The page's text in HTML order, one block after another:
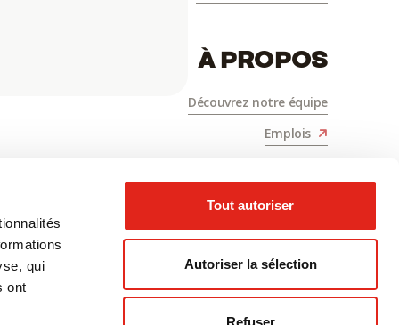
qui
ont
Tout autoriser
Autoriser la sélection
Refuser
À PROPOS
Découvrez notre équipe
Emplois